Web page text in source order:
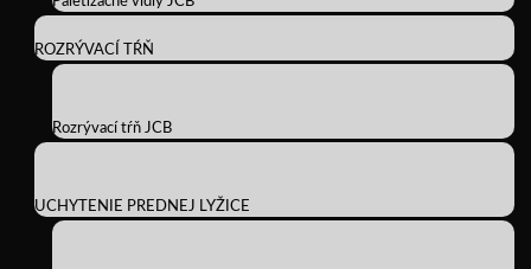
ROZRÝVACÍ TŔŇ
Rozrývací tŕň JCB
UCHYTENIE PREDNEJ LYŽICE